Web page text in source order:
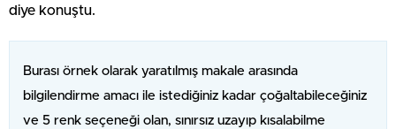
diye konuştu.
Burası örnek olarak yaratılmış makale arasında
bilgilendirme amacı ile istediğiniz kadar çoğaltabileceğiniz
ve 5 renk seçeneği olan, sınırsız uzayıp kısalabilme